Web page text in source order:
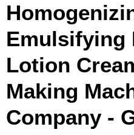
Emulsifying
Lotion
Making
Company-